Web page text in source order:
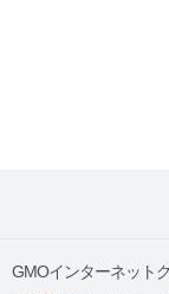
GMOインターネット